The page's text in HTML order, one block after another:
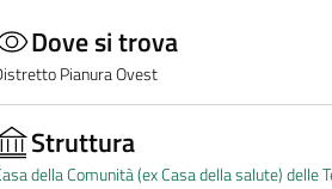
Dove si trova
Pianura Ovest
Struttura
della Comunità (ex Casa della salute) delle